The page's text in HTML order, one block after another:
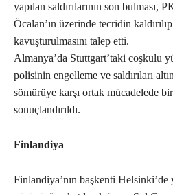
yapılan saldırılarının son bulması,
Öcalan’ın üzerinde tecridin
kavuşturulmasını talep etti.
Almanya’da Stuttgart’taki coşkulu
polisinin engelleme ve saldırıları
sömürüye karşı ortak mücadelede
sonuçlandırıldı.
Finlandiya
Finlandiya’nın başkenti